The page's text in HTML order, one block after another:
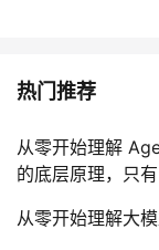
热门推荐
从零开始理解
的底层原理，只
从零开始理解大